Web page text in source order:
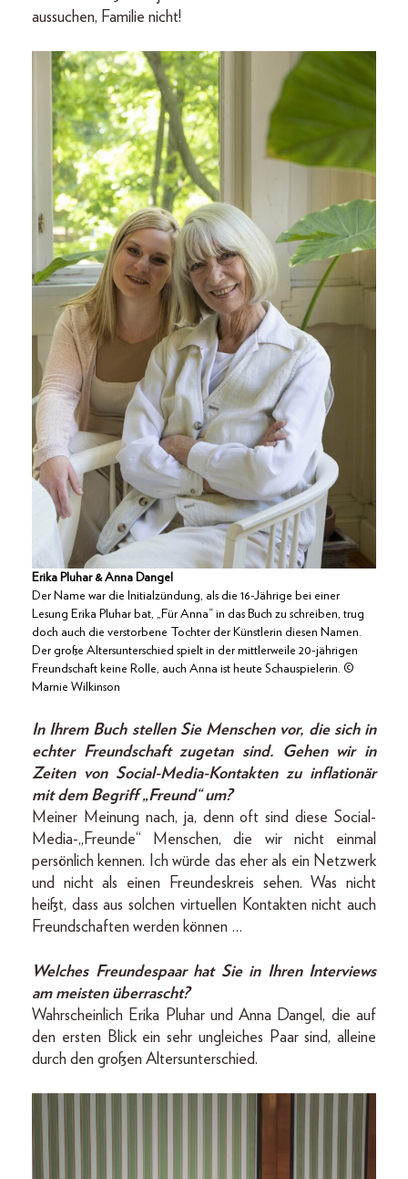
aussuchen, Familie nicht!
Erika Pluhar & Anna Dangel
Der Name war die Initialzündung, als die 16-Jährige bei einer
Lesung Erika Pluhar bat, „Für Anna“ in das Buch zu schreiben, trug
doch auch die verstorbene Tochter der Künstlerin diesen Namen.
Der große Altersunterschied spielt in der mittlerweile 20-jährigen
Freundschaft keine Rolle, auch Anna ist heute Schauspielerin. ©
Marnie Wilkinson
In Ihrem Buch stellen Sie Menschen vor, die sich in
echter Freundschaft zugetan sind. Gehen wir in
Zeiten von Social-Media-Kontakten zu inflationär
mit dem Begriff „Freund“ um?
Meiner Meinung nach, ja, denn oft sind diese Social-
Media-„Freunde“ Menschen, die wir nicht einmal
persönlich kennen. Ich würde das eher als ein Netzwerk
und nicht als einen Freundeskreis sehen. Was nicht
heißt, dass aus solchen virtuellen Kontakten nicht auch
Freundschaften werden können …
Welches Freundespaar hat Sie in Ihren Interviews
am meisten überrascht?
Wahrscheinlich Erika Pluhar und Anna Dangel, die auf
den ersten Blick ein sehr ungleiches Paar sind, alleine
durch den großen Altersunterschied.